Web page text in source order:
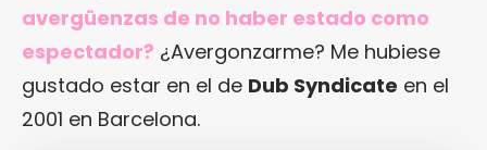
avergüenzas de no haber estado como
espectador? ¿Avergonzarme? Me hubiese
gustado estar en el de Dub Syndicate en el
2001 en Barcelona.